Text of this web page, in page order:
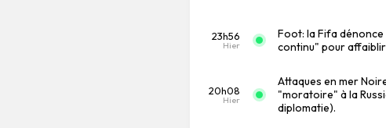
23h56
Hier
Foot: la Fifa
continu" pour
20h08
Hier
Attaques en mer
"moratoire" à la
diplomatie).